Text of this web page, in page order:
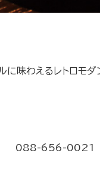
味わえるレトロモダ
088-656-0021